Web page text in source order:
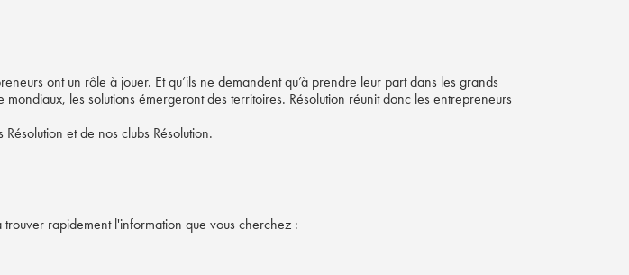
ont un rôle à jouer. Et qu’ils ne demandent qu’à prendre leur part dans les grands
les solutions émergeront des territoires. Résolution réunit donc les entrepreneurs
et de nos clubs Résolution.
rapidement l'information que vous cherchez :